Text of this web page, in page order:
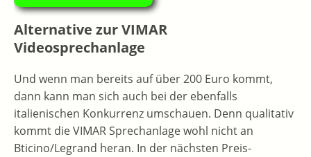
Alternative zur VIMAR
Videosprechanlage
Und wenn man bereits auf über 200 Euro kommt,
dann kann man sich auch bei der ebenfalls
italienischen Konkurrenz umschauen. Denn qualitativ
kommt die VIMAR Sprechanlage wohl nicht an
Bticino/Legrand heran. In der nächsten Preis-